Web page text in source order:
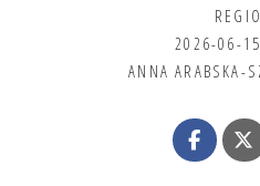
2026-06-
ANNA ARABSKA-